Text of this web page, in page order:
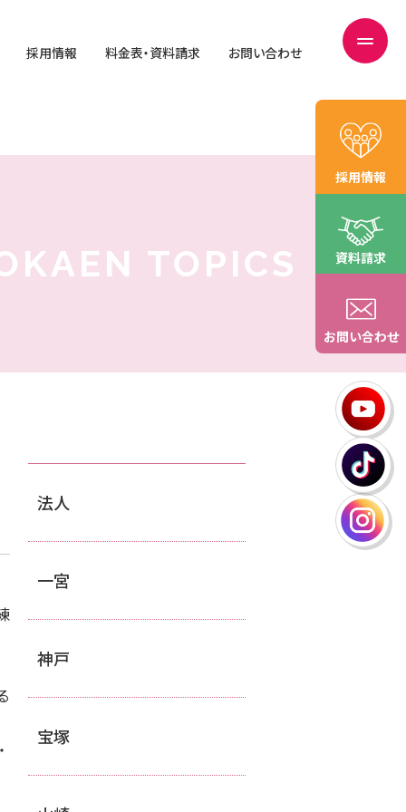
採用情報 料金表・資料請求 お問い合わせ
採用情報
資料請求
お問い合わせ
TOPICS
法人
一宮
神戸
宝塚